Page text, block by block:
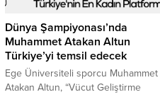
Seninle" projesi, Şanlıurfa’ya ulaştı.
Dünya Şampiyonası’nda
Muhammet Atakan Altun
Türkiye’yi temsil edecek
Ege Üniversiteli sporcu Muhammet
Atakan Altun, “Vücut Geliştirme